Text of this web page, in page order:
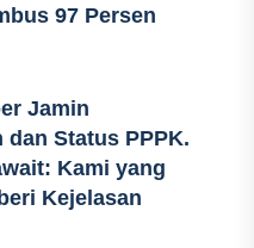
97 Persen
Jamin
dan Status PPPK.
Kami yang
Kejelasan